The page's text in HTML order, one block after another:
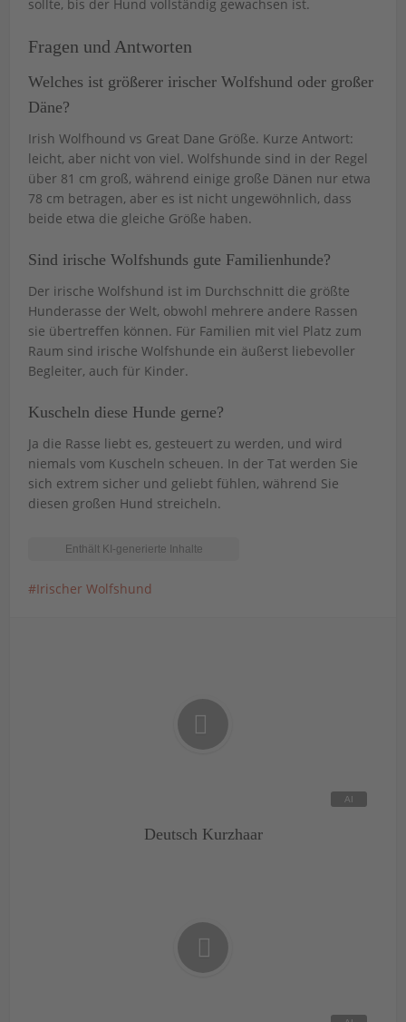
sollte, bis der Hund vollständig gewachsen ist.
Fragen und Antworten
Welches ist größerer irischer Wolfshund oder großer
Däne?
Irish Wolfhound vs Great Dane Größe. Kurze Antwort:
leicht, aber nicht von viel. Wolfshunde sind in der Regel
über 81 cm groß, während einige große Dänen nur etwa
78 cm betragen, aber es ist nicht ungewöhnlich, dass
beide etwa die gleiche Größe haben.
Sind irische Wolfshunds gute Familienhunde?
Der irische Wolfshund ist im Durchschnitt die größte
Hunderasse der Welt, obwohl mehrere andere Rassen
sie übertreffen können. Für Familien mit viel Platz zum
Raum sind irische Wolfshunde ein äußerst liebevoller
Begleiter, auch für Kinder.
Kuscheln diese Hunde gerne?
Ja die Rasse liebt es, gesteuert zu werden, und wird
niemals vom Kuscheln scheuen. In der Tat werden Sie
sich extrem sicher und geliebt fühlen, während Sie
diesen großen Hund streicheln.
Irischer Wolfshund
Deutsch Kurzhaar